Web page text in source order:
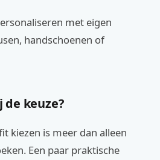
met eigen
handschoenen of
de keuze?
kiezen is meer dan alleen
Een paar praktische